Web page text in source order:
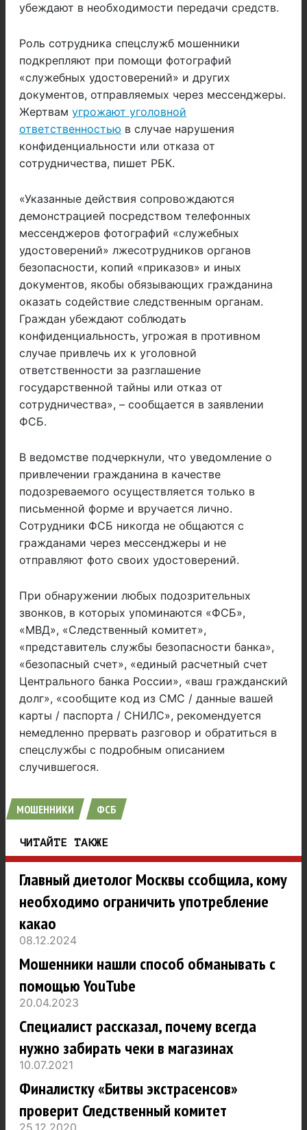
убеждают в необходимости передачи средств.
Роль сотрудника спецслужб мошенники
подкрепляют при помощи фотографий
«служебных удостоверений» и других
документов, отправляемых через мессенджеры.
Жертвам угрожают уголовной
ответственностью в случае нарушения
конфиденциальности или отказа от
сотрудничества, пишет РБК.
«Указанные действия сопровождаются
демонстрацией посредством телефонных
мессенджеров фотографий «служебных
удостоверений» лжесотрудников органов
безопасности, копий «приказов» и иных
документов, якобы обязывающих гражданина
оказать содействие следственным органам.
Граждан убеждают соблюдать
конфиденциальность, угрожая в противном
случае привлечь их к уголовной
ответственности за разглашение
государственной тайны или отказ от
сотрудничества», – сообщается в заявлении
ФСБ.
В ведомстве подчеркнули, что уведомление о
привлечении гражданина в качестве
подозреваемого осуществляется только в
письменной форме и вручается лично.
Сотрудники ФСБ никогда не общаются с
гражданами через мессенджеры и не
отправляют фото своих удостоверений.
При обнаружении любых подозрительных
звонков, в которых упоминаются «ФСБ»,
«МВД», «Следственный комитет»,
«представитель службы безопасности банка»,
«безопасный счет», «единый расчетный счет
Центрального банка России», «ваш гражданский
долг», «сообщите код из СМС / данные вашей
карты / паспорта / СНИЛС», рекомендуется
немедленно прервать разговор и обратиться в
спецслужбы с подробным описанием
случившегося.
МОШЕННИКИ ФСБ
ЧИТАЙТЕ ТАКЖЕ
Главный диетолог Москвы ссобщила, кому
необходимо ограничить употребление
какао
08.12.2024
Мошенники нашли способ обманывать с
помощью YouTube
20.04.2023
Специалист рассказал, почему всегда
нужно забирать чеки в магазинах
10.07.2021
Финалистку «Битвы экстрасенсов»
проверит Следственный комитет